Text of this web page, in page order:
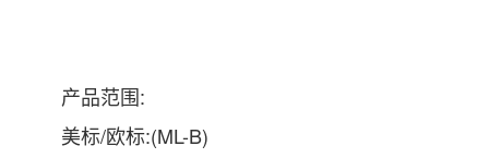
产品范围:
美标/欧标:(ML-B)